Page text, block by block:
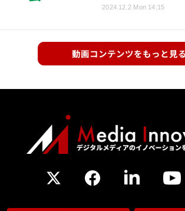
2024.12.2 Mon 14:15
動画コンテンツをもっと見る